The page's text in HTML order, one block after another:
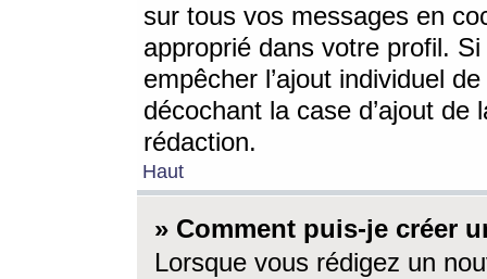
sur tous vos messages en
approprié dans votre profil.
empêcher l’ajout individuel
décochant la case d’ajout
rédaction.
Haut
» Comment puis-je créer
Lorsque vous rédigez un